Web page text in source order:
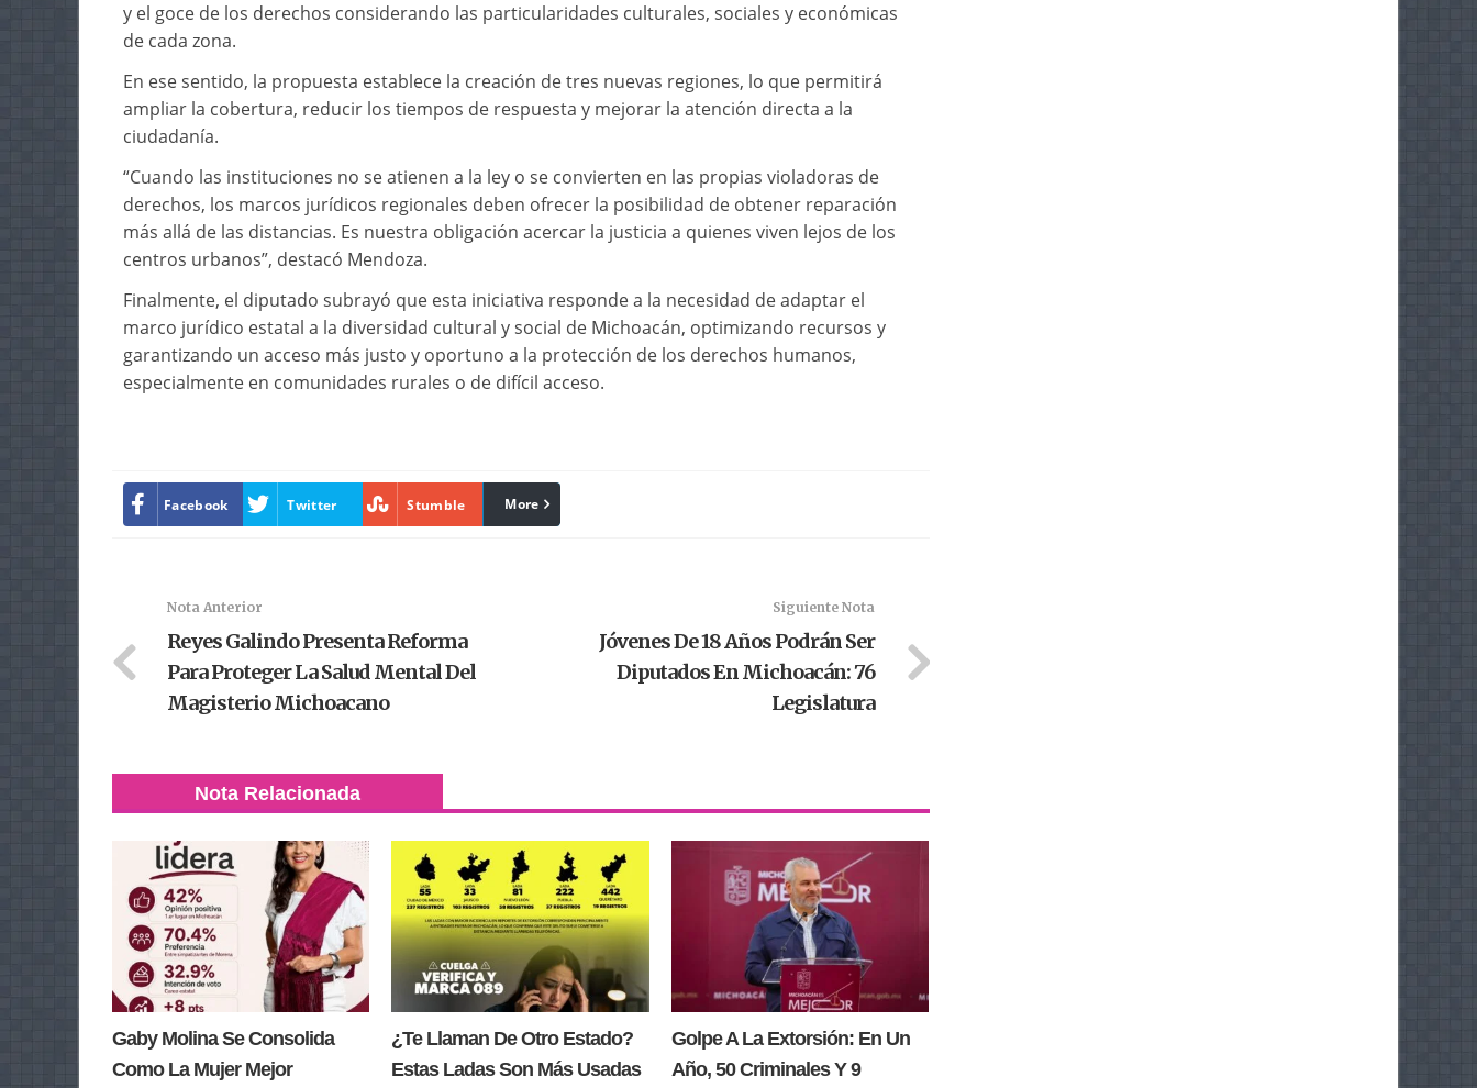
y el goce de los derechos considerando las particularidades culturales, sociales y económicas
de cada zona.
En ese sentido, la propuesta establece la creación de tres nuevas regiones, lo que permitirá
ampliar la cobertura, reducir los tiempos de respuesta y mejorar la atención directa a la
ciudadanía.
⁠“Cuando las instituciones no se atienen a la ley o se convierten en las propias violadoras de
derechos, los marcos jurídicos regionales deben ofrecer la posibilidad de obtener reparación
más allá de las distancias. Es nuestra obligación acercar la justicia a quienes viven lejos de los
centros urbanos”, destacó Mendoza.
Finalmente, el diputado subrayó que esta iniciativa responde a la necesidad de adaptar el
marco jurídico estatal a la diversidad cultural y social de Michoacán, optimizando recursos y
garantizando un acceso más justo y oportuno a la protección de los derechos humanos,
especialmente en comunidades rurales o de difícil acceso.
Facebook Twitter Stumble linkedin
More
Nota Anterior
Reyes Galindo Presenta Reforma
Para Proteger La Salud Mental Del
Magisterio Michoacano
Siguiente Nota
Jóvenes De 18 Años Podrán Ser
Diputados En Michoacán: 76
Legislatura
Nota Relacionada
Gaby Molina Se Consolida
Como La Mujer Mejor
¿Te Llaman De Otro Estado?
Estas Ladas Son Más Usadas
Golpe A La Extorsión: En Un
Año, 50 Criminales Y 9